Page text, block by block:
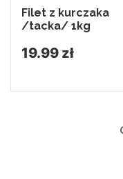
Filet z kurczaka
/tacka/ 1kg
19.99 zł